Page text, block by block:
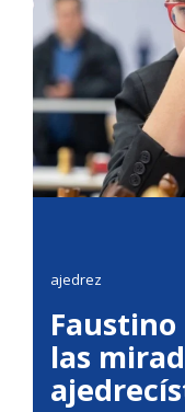
ajedrez
las